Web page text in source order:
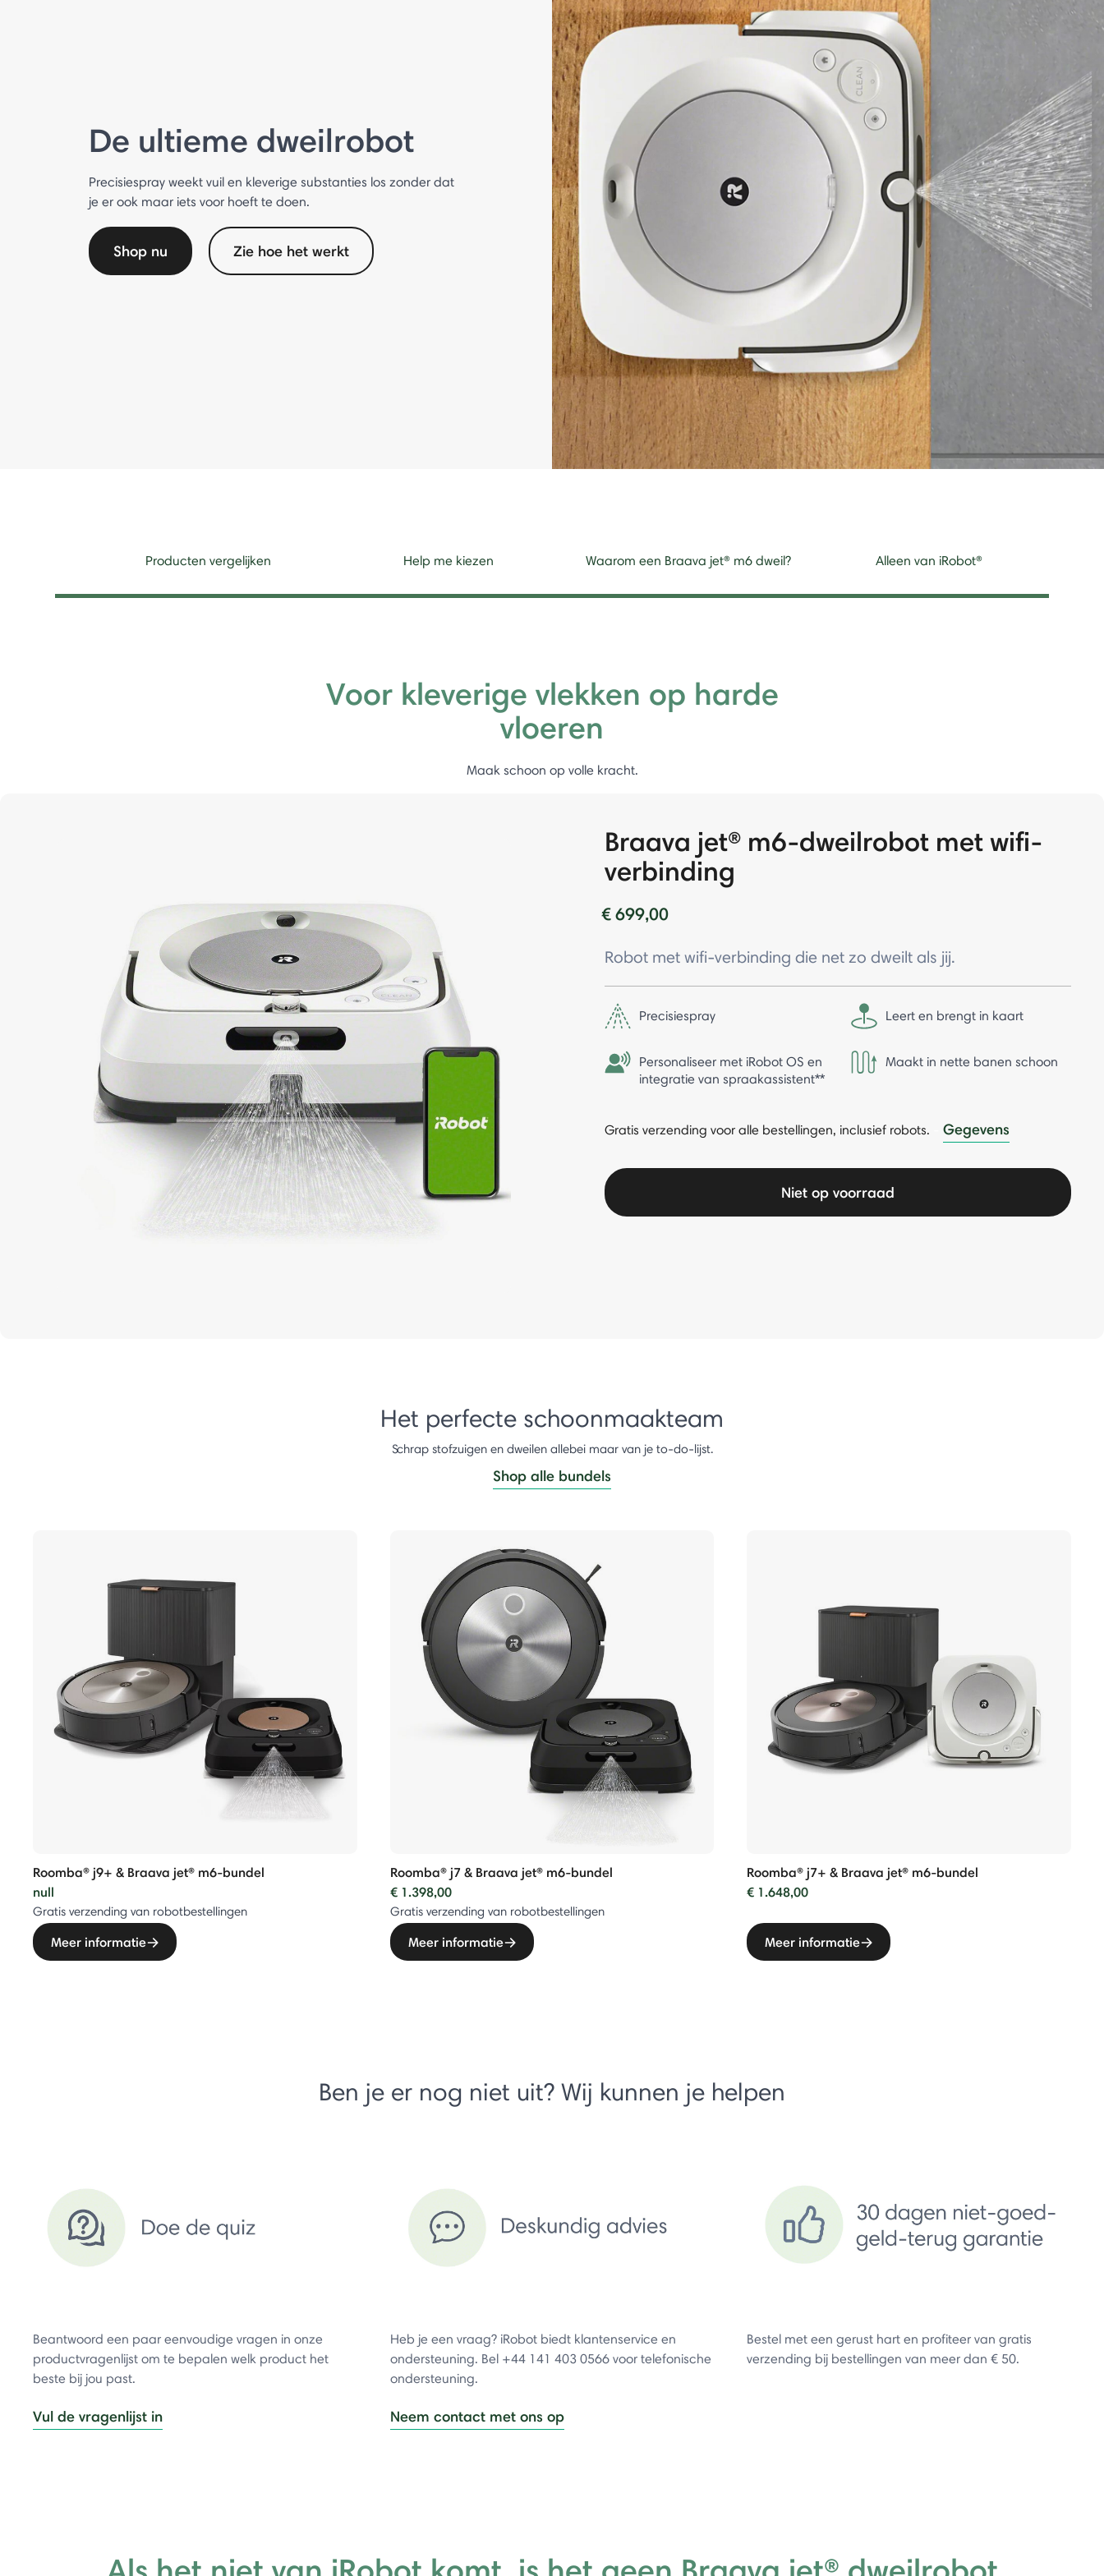
De ultieme dweilrobot
Precisiespray weekt vuil en kleverige substanties los zonder dat
je er ook maar iets voor hoeft te doen.
Shop nu Zie hoe het werkt
Producten vergelijken Help me kiezen Waarom een Braava jet® m6 dweil? Alleen van iRobot®
Voor kleverige vlekken op harde
vloeren
Maak schoon op volle kracht.
Braava jet® m6-dweilrobot met wifi-
verbinding
€ 699,00
Robot met wifi-verbinding die net zo dweilt als jij.
Precisiespray Leert en brengt in kaart
Personaliseer met iRobot OS en
integratie van spraakassistent**
Maakt in nette banen schoon
Gratis verzending voor alle bestellingen, inclusief robots. Gegevens
Niet op voorraad
Het perfecte schoonmaakteam
Schrap stofzuigen en dweilen allebei maar van je to-do-lijst.
Shop alle bundels
Roomba® j9+ & Braava jet® m6-bundel
null
Gratis verzending van robotbestellingen
Meer informatie
Roomba® j7 & Braava jet® m6-bundel
€ 1.398,00
Gratis verzending van robotbestellingen
Meer informatie
Roomba® j7+ & Braava jet® m6-bundel
€ 1.648,00
Meer informatie
Ben je er nog niet uit? Wij kunnen je helpen
Beantwoord een paar eenvoudige vragen in onze
productvragenlijst om te bepalen welk product het
beste bij jou past.
Vul de vragenlijst in
Heb je een vraag? iRobot biedt klantenservice en
ondersteuning. Bel +44 141 403 0566 voor telefonische
ondersteuning.
Neem contact met ons op
Bestel met een gerust hart en profiteer van gratis
verzending bij bestellingen van meer dan € 50.